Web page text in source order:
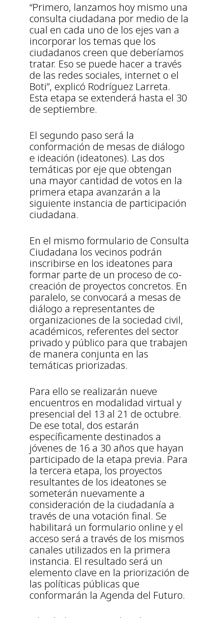
“Primero, lanzamos hoy mismo una
consulta ciudadana por medio de la
cual en cada uno de los ejes van a
incorporar los temas que los
ciudadanos creen que deberíamos
tratar. Eso se puede hacer a través
de las redes sociales, internet o el
Boti”, explicó Rodríguez Larreta.
Esta etapa se extenderá hasta el 30
de septiembre.
El segundo paso será la
conformación de mesas de diálogo
e ideación (ideatones). Las dos
temáticas por eje que obtengan
una mayor cantidad de votos en la
primera etapa avanzarán a la
siguiente instancia de participación
ciudadana.
En el mismo formulario de Consulta
Ciudadana los vecinos podrán
inscribirse en los ideatones para
formar parte de un proceso de co-
creación de proyectos concretos. En
paralelo, se convocará a mesas de
diálogo a representantes de
organizaciones de la sociedad civil,
académicos, referentes del sector
privado y público para que trabajen
de manera conjunta en las
temáticas priorizadas.
Para ello se realizarán nueve
encuentros en modalidad virtual y
presencial del 13 al 21 de octubre.
De ese total, dos estarán
específicamente destinados a
jóvenes de 16 a 30 años que hayan
participado de la etapa previa. Para
la tercera etapa, los proyectos
resultantes de los ideatones se
someterán nuevamente a
consideración de la ciudadanía a
través de una votación final. Se
habilitará un formulario online y el
acceso será a través de los mismos
canales utilizados en la primera
instancia. El resultado será un
elemento clave en la priorización de
las políticas públicas que
conformarán la Agenda del Futuro.